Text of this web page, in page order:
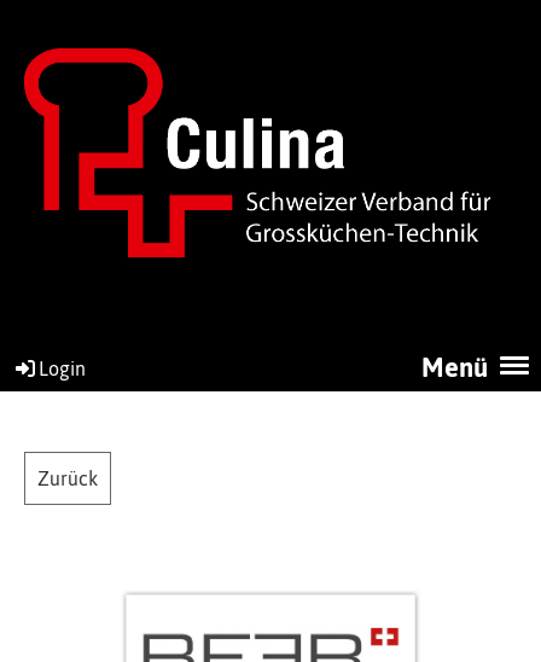
Menü
Login
Zurück